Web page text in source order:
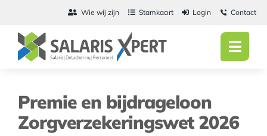
inhoud
Wie wij zijn Stamkaart Login Contact
Premie en bijdrageloon
Zorgverzekeringswet 2026